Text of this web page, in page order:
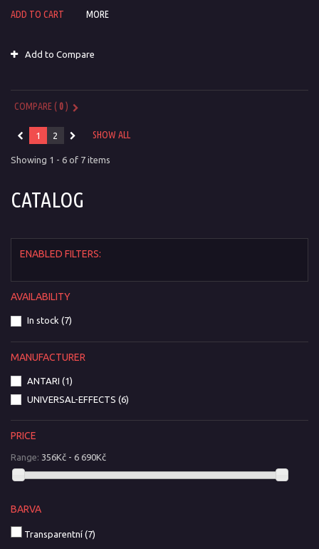
ADD TO CART MORE
Add to Compare
COMPARE (0)
SHOW ALL
1 2
Showing 1 - 6 of 7 items
CATALOG
ENABLED FILTERS:
AVAILABILITY
In stock (7)
MANUFACTURER
ANTARI (1)
UNIVERSAL-EFFECTS (6)
PRICE
Range: 356Kč - 6 690Kč
BARVA
Transparentní (7)